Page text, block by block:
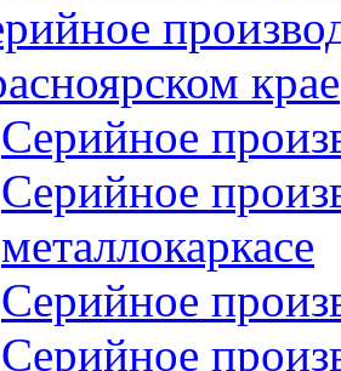
крае
Серийное
Серийное
металлокаркасе
Серийное
Серийное